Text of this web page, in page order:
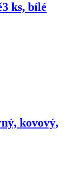
3 ks, bílé
kovový,